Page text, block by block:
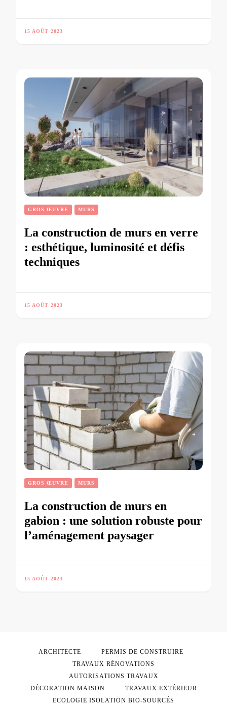
15 AOÛT 2023
GROS ŒUVRE MURS
La construction de murs en verre
: esthétique, luminosité et défis
techniques
15 AOÛT 2023
GROS ŒUVRE MURS
La construction de murs en
gabion : une solution robuste pour
l’aménagement paysager
15 AOÛT 2023
ARCHITECTE
PERMIS DE CONSTRUIRE
TRAVAUX RÉNOVATIONS
AUTORISATIONS TRAVAUX
DÉCORATION MAISON
TRAVAUX EXTÉRIEUR
ECOLOGIE ISOLATION BIO-SOURCÉS